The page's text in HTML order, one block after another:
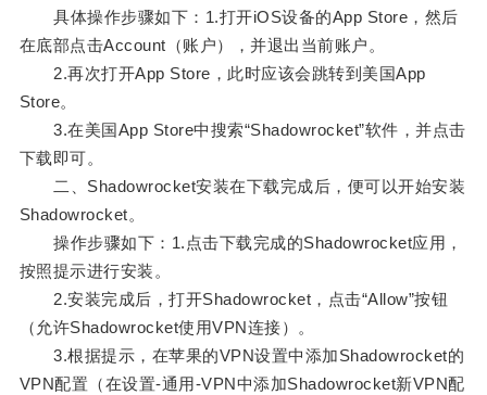
具体操作步骤如下：1.打开iOS设备的App Store，然后
在底部点击Account（账户），并退出当前账户。
2.再次打开App Store，此时应该会跳转到美国App
Store。
3.在美国App Store中搜索“Shadowrocket”软件，并点击
下载即可。
二、Shadowrocket安装在下载完成后，便可以开始安装
Shadowrocket。
操作步骤如下：1.点击下载完成的Shadowrocket应用，
按照提示进行安装。
2.安装完成后，打开Shadowrocket，点击“Allow”按钮
（允许Shadowrocket使用VPN连接）。
3.根据提示，在苹果的VPN设置中添加Shadowrocket的
VPN配置（在设置-通用-VPN中添加Shadowrocket新VPN配